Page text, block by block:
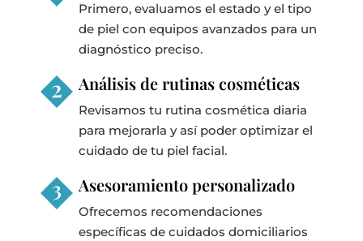
Primero, evaluamos el estado y el tipo
de piel con equipos avanzados para un
diagnóstico preciso.
Análisis de rutinas cosméticas
Revisamos tu rutina cosmética diaria
para mejorarla y así poder optimizar el
cuidado de tu piel facial.
Asesoramiento personalizado
Ofrecemos recomendaciones
específicas de cuidados domiciliarios